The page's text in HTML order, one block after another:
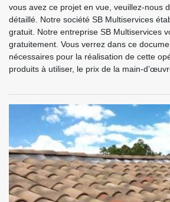
vous avez ce projet en vue, veuillez-nous
détaillé. Notre société SB Multiservices
gratuit. Notre entreprise SB Multiservices
gratuitement. Vous verrez dans ce
nécessaires pour la réalisation de cette
produits à utiliser, le prix de la main-